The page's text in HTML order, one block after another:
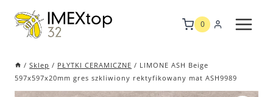
0
/ Sklep / PŁYTKI CERAMICZNE / LIMONE ASH Beige
597x597x20mm gres szkliwiony rektyfikowany mat ASH9989